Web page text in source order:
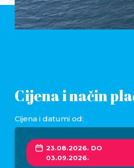
Cijena i način
Cijena i datumi od:
23.08.2026. DO
03.09.2026.